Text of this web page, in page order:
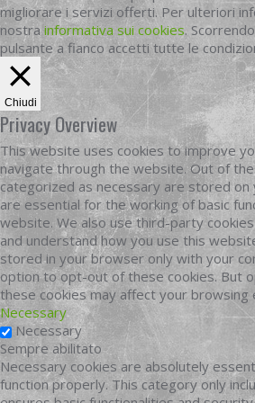
migliorare i servizi offerti. Per ulteriori
nostra informativa sui cookies.
pulsante a fianco accetti tutte le
Chiudi
Privacy Overview
This website uses cookies to improve
navigate through the website. Out of
categorized as necessary are stored
are essential for the working of basic
website. We also use third-party
and understand how you use this
stored in your browser only with your
option to opt-out of these cookies. But
these cookies may affect your browsing
Necessary
Necessary
Sempre abilitato
Necessary cookies are absolutely
function properly. This category only